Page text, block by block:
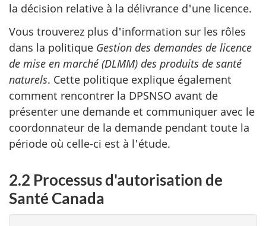
la décision relative à la délivrance d'une licence.
Vous trouverez plus d'information sur les rôles
dans la politique Gestion des demandes de licence
de mise en marché (DLMM) des produits de santé
naturels. Cette politique explique également
comment rencontrer la DPSNSO avant de
présenter une demande et communiquer avec le
coordonnateur de la demande pendant toute la
période où celle-ci est à l'étude.
2.2 Processus d'autorisation de
Santé Canada